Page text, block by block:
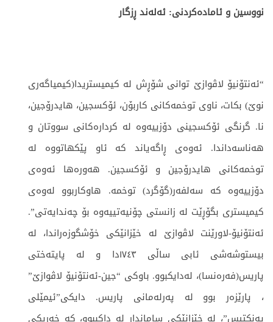
نووسین و ئامادەکردنی: ئەلەند ڕزگار
“ئەنتۆنیۆ لاڤوازێ توانی شۆڕش لە کیمیستریدا(کیمیاگەری
نوێ) بکات، ناوی توخمەکانی کاربۆن، ئۆکسجین، ھایدرۆجین،
نا. گرنگی ئۆکسجینی دۆزییەوە لە کردارەکانی سووتان و
ھەناسەداندا. ئەوەی ڕاگەیاند کە ئاو پێکھاتووە لە
توخمەکانی ھایدرۆجین و ئۆکسجین. ھەورەھا ئەوەی
دۆزییەوە کە سەلفەر(گۆگرد) توخمە. ھاوکاربوو لەوەی
کیمیستری بگۆڕێت لە زانستی چۆنیەتییەوە بۆ چەندایەتی”.
ئەنتۆنیۆ-لاورێنت لاڤوازێ لە خێزانێکی خۆشگوزەراندا، لە
بیستوشەشی ئابی ساڵی ١٧٤٣دا و لە پایتەختی
پاریس(فەرەنسا)، لەدایکبوو. باوکی “جین-ئەنتۆنیۆ لاڤوازێ”
، پارێزەر بوو لە پەرلەمانی پاریس. دایکی”ئیمێلی
پەنکتیس”، لە خێزانێکی ساماندار لە داکببوو، کە خەریکی